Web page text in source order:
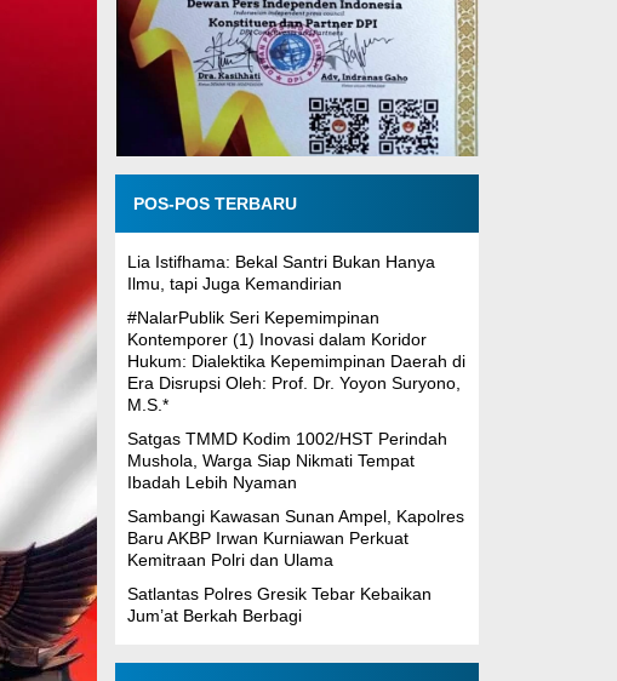
POS-POS TERBARU
Lia Istifhama: Bekal Santri Bukan Hanya
Ilmu, tapi Juga Kemandirian
#NalarPublik Seri Kepemimpinan
Kontemporer (1) Inovasi dalam Koridor
Hukum: Dialektika Kepemimpinan Daerah di
Era Disrupsi Oleh: Prof. Dr. Yoyon Suryono,
M.S.*
Satgas TMMD Kodim 1002/HST Perindah
Mushola, Warga Siap Nikmati Tempat
Ibadah Lebih Nyaman
Sambangi Kawasan Sunan Ampel, Kapolres
Baru AKBP Irwan Kurniawan Perkuat
Kemitraan Polri dan Ulama
Satlantas Polres Gresik Tebar Kebaikan
Jum’at Berkah Berbagi